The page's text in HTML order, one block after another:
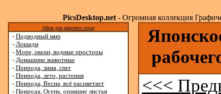
PicsDesktop.net- Огромная коллекция
Обои для рабочего стола
- Подводный мир
- Лошади
- Море, океан, водные просторы
- Домашние животные
- Природа, зима, снег
- Природа, лето, растения
- Природа, Весна, всё расцветает
- Природа, Осень, опавшие листья
<<<